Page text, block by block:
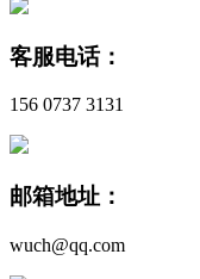
客服电话：
156 0737 3131
邮箱地址：
wuch@qq.com